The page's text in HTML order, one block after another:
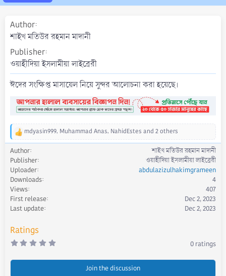
a
Author
শাইখ মতিউর রহমান মাদানী
Publisher
ওয়াহীদিয়া ইসলামীয়া লাইব্রেরী
ঈদের সংক্ষিপ্ত মাসায়েল নিয়ে সুন্দর আলোচনা করা হয়েছে।
R
e
a
c
t
i
o
n
s
mdyasin999, Muhammad Anas, NahidEstes and 2 others
Author
শাইখ মতিউর রহমান মাদানী
Publisher
ওয়াহীদিয়া ইসলামীয়া লাইব্রেরী
Uploader
abdulazizulhakimgrameen
Downloads
4
Views
407
First release
Dec 2, 2023
Last update
Dec 2, 2023
Ratings
0
0
0 ratings
Join the discussion